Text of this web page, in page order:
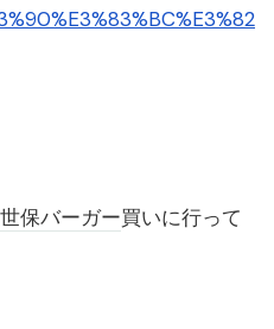
保バーガー買いに行って